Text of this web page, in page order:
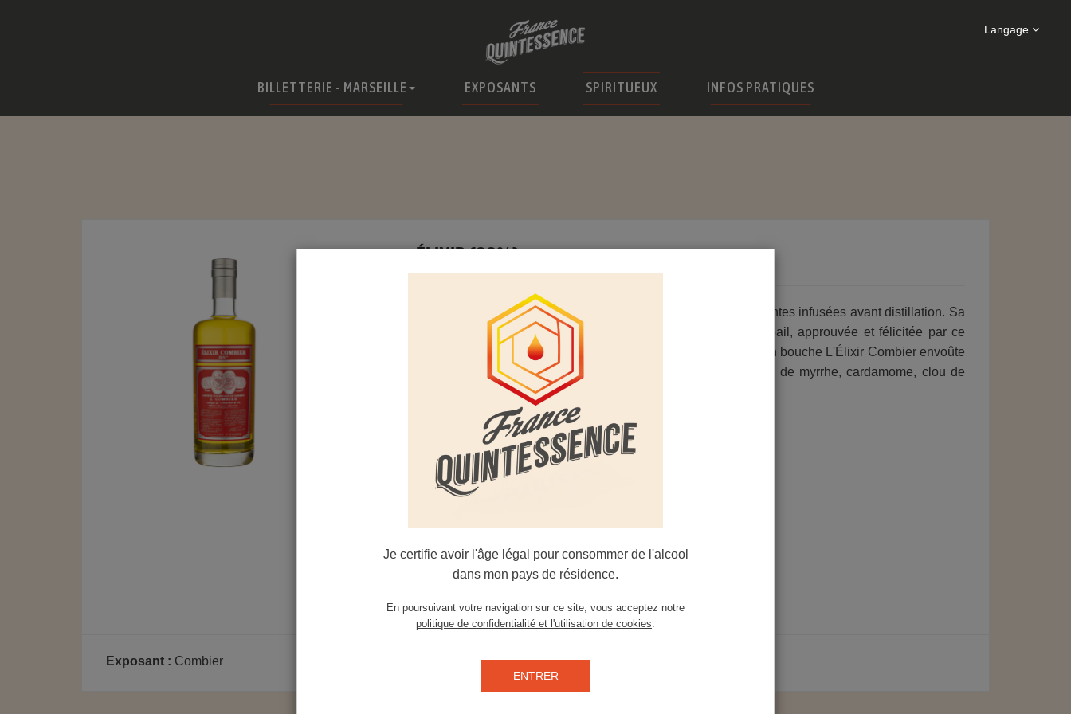
Langage
BILLETTERIE - MARSEILLE EXPOSANTS SPIRITUEUX INFOS PRATIQUES
ÉLIXIR (38%)
Cette liqueur est composée d’une quinzaine d’épices et de plantes infusées avant distillation. Sa
recette est inspirée de la liqueur hygiénique du docteur Raspail, approuvée et félicitée par ce
dernier. Déjà un régal pour les yeux avec sa teinte éclatante, en bouche L'Élixir Combier envoûte
avec sa complexité aromatique où l'on découvre des parfums de myrrhe, cardamome, clou de
girofle dans une persistance aromatique hors du commun.
Exposant : Combier
Je certifie avoir l'âge légal pour consommer de l'alcool
dans mon pays de résidence.
En poursuivant votre navigation sur ce site, vous acceptez notre
politique de confidentialité et l'utilisation de cookies
ENTRER